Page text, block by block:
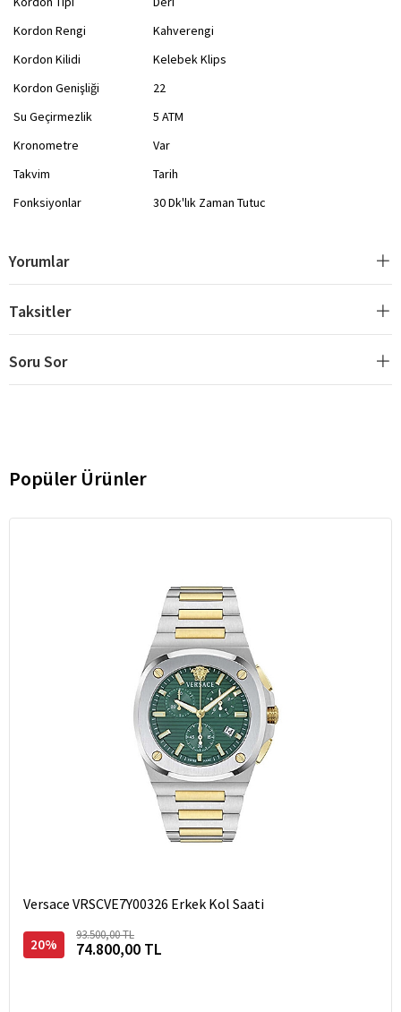
Kordon Rengi
Kahverengi
Kordon Kilidi
Kelebek Klips
Kordon Genişliği
22
Su Geçirmezlik
5 ATM
Kronometre
Var
Takvim
Tarih
Fonksiyonlar
30 Dk'lık Zaman Tutuc
Yorumlar
Taksitler
Soru Sor
Popüler Ürünler
Versace VRSCVE7Y00326 Erkek Kol Saati
20%
93.500,00 TL
74.800,00 TL